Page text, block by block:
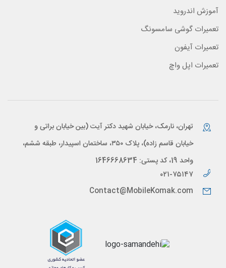
آموزش اندروید
تعمیرات گوشی سامسونگ
تعمیرات آیفون
تعمیرات اپل واچ
تهران، نارمک، خیابان شهید دکتر آیت (بین خیابان براتی و
خیابان قاسم زاده)، پلاک ۳۵۰، ساختمان اسپیدار، طبقه ششم،
واحد 19، کد پستی: 1646668634
۰۲۱-۷۵۱۴۷
Contact@MobileKomak.com